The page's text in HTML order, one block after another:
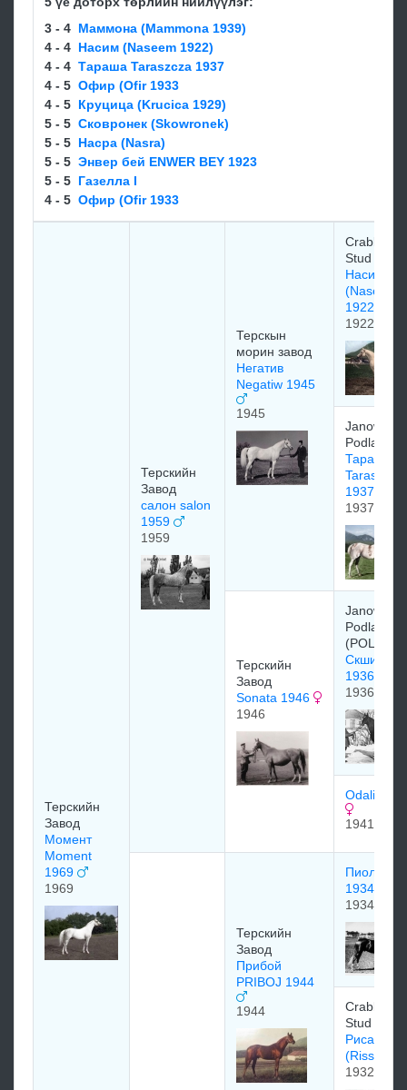
3 - 4 Маммона (Mammona 1939)
4 - 4 Насим (Naseem 1922)
4 - 4 Тараша Taraszcza 1937
4 - 5 Офир (Ofir 1933
4 - 5 Круцица (Krucica 1929)
5 - 5 Сковронек (Skowronek)
5 - 5 Насра (Nasra)
5 - 5 Энвер бей ENWER BEY 1923
5 - 5 Газелла I
4 - 5 Офир (Ofir 1933
Терскийн
Завод
Момент
Moment
1969
1969
Терскийн
Завод
салон salon
1959
1959
Терскын
морин завод
Негатив
Negatiw 1945
1945
Crabbet
Stud
Насим
(Naseem
1922)
1922
Janow
Podlaski
Тараша
Taraszcza
1937
1937
Терскийн
Завод
Sonata 1946
1946
Janow
Podlaski
(POL)
Скшип
1936)
1936
Odaliska
1941
Терскийн
Завод
Прибой
PRIBOJ 1944
1944
Пиолун
1934
1934
Crabbet
Stud
Рисальма
1932